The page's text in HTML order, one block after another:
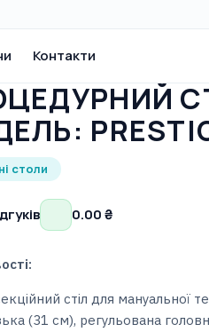
Контакти
столи
0.00₴
стіл для мануальної
(31 см), регульована